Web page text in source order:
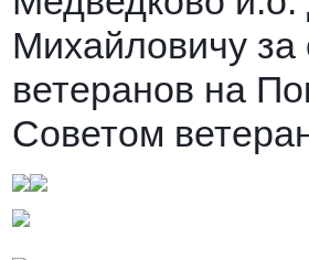
Михайловичу за
ветеранов на
Советом